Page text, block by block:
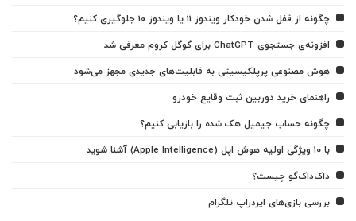
چگونه از قفل شدن خودکار ویندوز 11 یا ویندوز 10 جلوگیری کنیم؟
افزونه‌ی جستجوی ChatGPT برای گوگل کروم معرفی شد
هوش مصنوعی پرپلکیسیتی به قابلیت‌های جدیدی مجهز می‌شود
راهنمای خرید دوربین ثبت وقایع خودرو
چگونه حساب جیمیل هک شده را بازیابی کنیم؟
با ۱۰ ویژگی اولیه هوش اپل (Apple Intelligence) آشنا شوید
داک‌داک‌گو چیست؟
بررسی بازی‌های ایردراپ تلگرام